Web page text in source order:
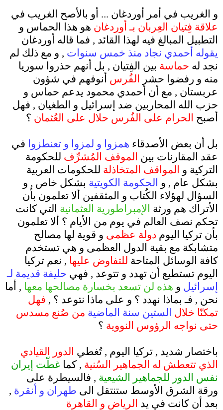
و الغريب في أمر أوردغان ... أو بالأصح الغريب في
علاقة فِتيان العِربان بـ أوردغان هو هذا الحماس و
التطبيل المبالغ فيه لهذا القائد , فما قاله أوردغان
يقوله أحمدي نجاد منذ خمس سنوات , و مع ذلك لم
نجد له حماسة بين الفِتيان , بل أنهم حذروا سوريا
منه و رفضوا حشر
الفُرس أنوفهم في شؤون
عربستان , مع أن أحمدي محمود يدعم حماس و
حزب الله المحاربين ضد إسرائيل و الطغيان , فهل
أصبح الحرام على الفُرس حلال على العُثمان ؟
بل أن بعض الأصدقاء همزوا و لمزوا و تعنطزوا في
عقد المقارنات بين الموقف المُشرِّف للحكومة
التركية و المواقف المتخاذلة للحكومات العربية
بشكل عام , و الحكومة الكويتية بشكل خاص , و
السؤال لهؤلاء الكُتاب و المثقفين ألا تعلمون بأن
الأتراك هم ورثة
الإمبراطورية العثمانية التي كانت
تحكم نصف العالم في يوم من الأيام ؟ ألا تعلمون
بأن تركيا اليوم دولة عظمى و قوية لها مصالح
متشابكة مع بقية الدول العظمى و هي تستخدم
كافة الوسائل المتاحة للتفاوض عليها , نعم تركيا
اليوم تستطيع أن تهدد و تتوعد , فهي حليفة قديمة لـ
إسرائيل و هذه لن تسعد بخسارة مصالحها معها , أما
نحن , فـ بماذا نهدد ؟ و على ماذا نتوعد ؟ , فهل
تمكنّا خلال الستين سنة الماضية من صُنع مسدس
حتى نواجه الرؤوس النووية ؟
باختصار شديد , تركيا اليوم , تُغطي الدور القيادي
الذي تتعطش له الجماهير السُنية , كما غطّت إيران
نفس الدور للجماهير الشيعية , فالسيطرة على
ورقة الشرق الأوسط ستنتقل الى طهران و أنقرة ,
بعد أن كانت في يد الر ياض و القاهرة